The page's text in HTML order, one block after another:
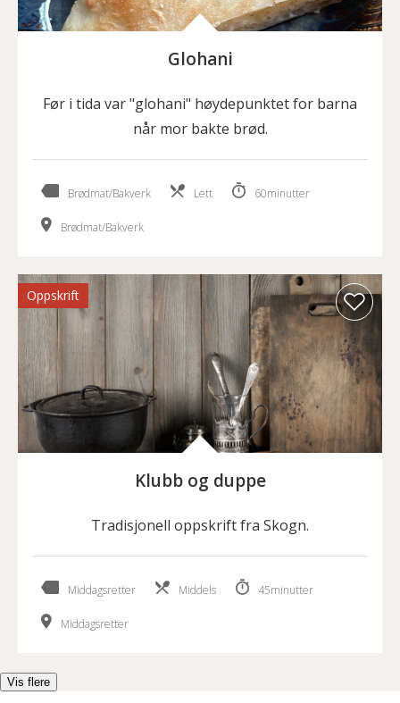
Glohani
Før i tida var "glohani" høydepunktet for barna
når mor bakte brød.
Brødmat/Bakverk Lett 60minutter
Brødmat/Bakverk
Oppskrift
Klubb og duppe
Tradisjonell oppskrift fra Skogn.
Middagsretter Middels 45minutter
Middagsretter
Vis flere